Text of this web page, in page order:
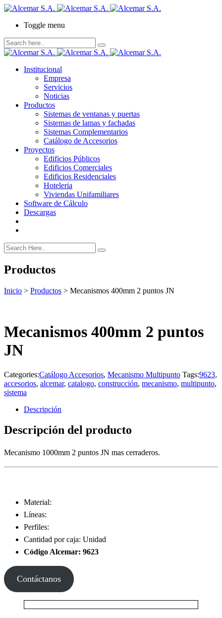
Toggle menu
Institucional
Empresa
Servicios
Noticias
Productos
Sistemas de ventanas y puertas
Sistemas de lamas y fachadas
Sistemas Complementarios
Catálogo de Accesorios
Proyectos
Edificios Públicos
Edificios Comerciales
Edificios Residenciales
Hoteleria
Viviendas Unifamiliares
Software de Cálculo
Descargas
Productos
Inicio > Productos > Mecanismos 400mm 2 puntos JN
Mecanismos 400mm 2 puntos
JN
Categories:Catálogo Accesorios, Mecanismo Multipunto Tags:9623,
accesorios, alcemar, catalogo, construcción, mecanismo, multipunto,
sistema
Descripción
Descripción del producto
Mecanismo 1000mm 2 puntos JN mas cerraderos.
Material:
Líneas:
Perfiles:
Cantidad por caja: Unidad
Código Alcemar: 9623
Contáctanos